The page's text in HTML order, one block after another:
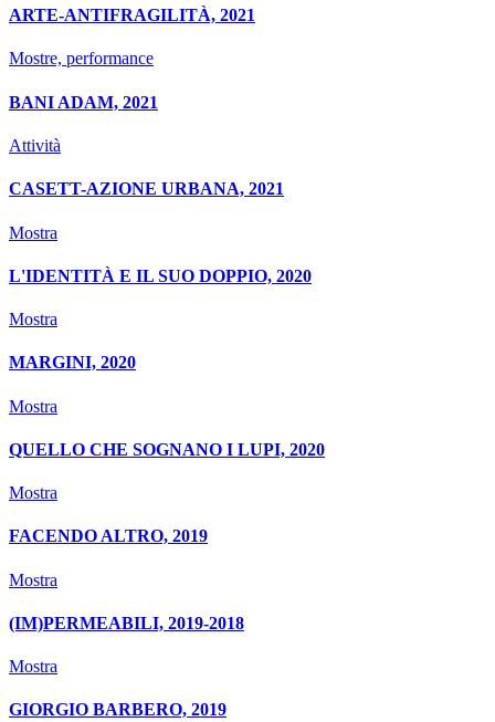
ARTE-ANTIFRAGILITÀ, 2021
Mostre, performance
BANI ADAM, 2021
Attività
CASETT-AZIONE URBANA, 2021
Mostra
L'IDENTITÀ E IL SUO DOPPIO, 2020
Mostra
MARGINI, 2020
Mostra
QUELLO CHE SOGNANO I LUPI, 2020
Mostra
FACENDO ALTRO, 2019
Mostra
(IM)PERMEABILI, 2019-2018
Mostra
GIORGIO BARBERO, 2019